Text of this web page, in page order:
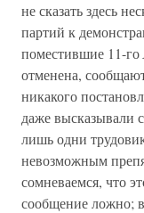
не сказать здесь
партий к
поместившие 11-го
отменена,
никакого
даже высказывали
лишь одни
невозможным
сомневаемся, что
сообщение ложно;